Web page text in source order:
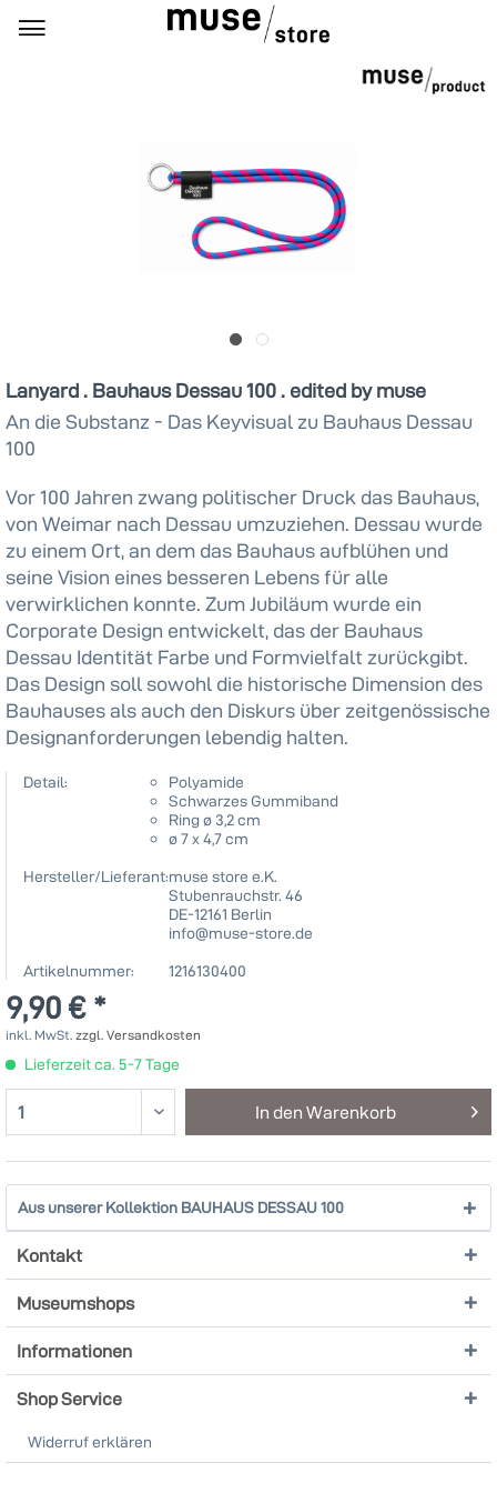
Lanyard . Bauhaus Dessau 100 . edited by muse
An die Substanz - Das Keyvisual zu Bauhaus Dessau
100
Vor 100 Jahren zwang politischer Druck das Bauhaus,
von Weimar nach Dessau umzuziehen. Dessau wurde
zu einem Ort, an dem das Bauhaus aufblühen und
seine Vision eines besseren Lebens für alle
verwirklichen konnte. Zum Jubiläum wurde ein
Corporate Design entwickelt, das der Bauhaus
Dessau Identität Farbe und Formvielfalt zurückgibt.
Das Design soll sowohl die historische Dimension des
Bauhauses als auch den Diskurs über zeitgenössische
Designanforderungen lebendig halten.
Detail:
Polyamide
Schwarzes Gummiband
Ring ø 3,2 cm
ø 7 x 4,7 cm
Hersteller/Lieferant:muse store e.K.
Stubenrauchstr. 46
DE-12161 Berlin
info@muse-store.de
Artikelnummer:
1216130400
9,90 € *
inkl. MwSt. zzgl. Versandkosten
Lieferzeit ca. 5-7 Tage
In den Warenkorb
Aus unserer Kollektion BAUHAUS DESSAU 100
Kontakt
Museumshops
Informationen
Shop Service
Widerruf erklären